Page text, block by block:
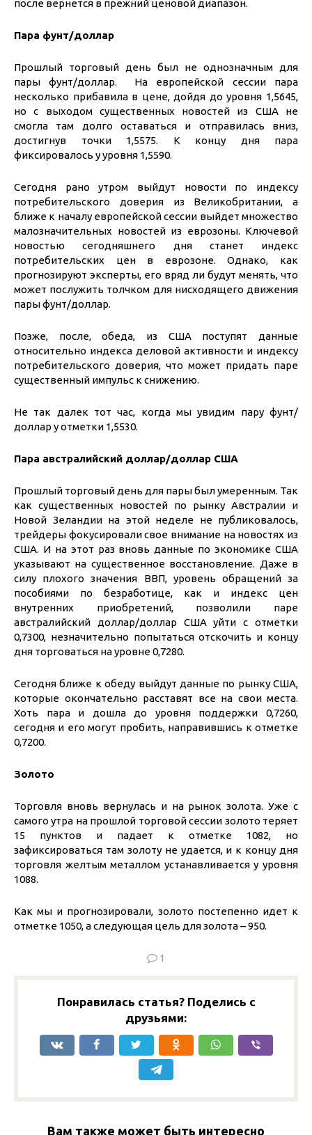
после вернется в прежний ценовой диапазон.
Пара фунт/доллар
Прошлый торговый день был не однозначным для
пары фунт/доллар. На европейской сессии пара
несколько прибавила в цене, дойдя до уровня 1,5645,
но с выходом существенных новостей из США не
смогла там долго оставаться и отправилась вниз,
достигнув точки 1,5575. К концу дня пара
фиксировалось у уровня 1,5590.
Сегодня рано утром выйдут новости по индексу
потребительского доверия из Великобритании, а
ближе к началу европейской сессии выйдет множество
малозначительных новостей из еврозоны. Ключевой
новостью сегодняшнего дня станет индекс
потребительских цен в еврозоне. Однако, как
прогнозируют эксперты, его вряд ли будут менять, что
может послужить толчком для нисходящего движения
пары фунт/доллар.
Позже, после, обеда, из США поступят данные
относительно индекса деловой активности и индексу
потребительского доверия, что может придать паре
существенный импульс к снижению.
Не так далек тот час, когда мы увидим пару фунт/
доллар у отметки 1,5530.
Пара австралийский доллар/доллар США
Прошлый торговый день для пары был умеренным. Так
как существенных новостей по рынку Австралии и
Новой Зеландии на этой неделе не публиковалось,
трейдеры фокусировали свое внимание на новостях из
США. И на этот раз вновь данные по экономике США
указывают на существенное восстановление. Даже в
силу плохого значения ВВП, уровень обращений за
пособиями по безработице, как и индекс цен
внутренних приобретений, позволили паре
австралийский доллар/доллар США уйти с отметки
0,7300, незначительно попытаться отскочить и концу
дня торговаться на уровне 0,7280.
Сегодня ближе к обеду выйдут данные по рынку США,
которые окончательно расставят все на свои места.
Хоть пара и дошла до уровня поддержки 0,7260,
сегодня и его могут пробить, направившись к отметке
0,7200.
Золото
Торговля вновь вернулась и на рынок золота. Уже с
самого утра на прошлой торговой сессии золото теряет
15 пунктов и падает к отметке 1082, но
зафиксироваться там золоту не удается, и к концу дня
торговля желтым металлом устанавливается у уровня
1088.
Как мы и прогнозировали, золото постепенно идет к
отметке 1050, а следующая цель для золота – 950.
1
Понравилась статья? Поделись с
друзьями:
Вам также может быть интересно